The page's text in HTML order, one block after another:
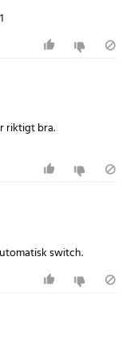
versioner
riktigt bra.
switch.